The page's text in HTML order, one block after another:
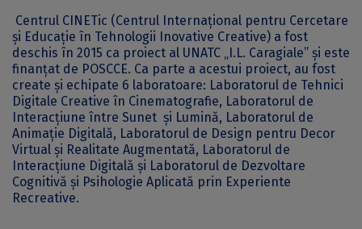
Centrul CINETic (Centrul Internațional pentru Cercetare
și Educație în Tehnologii Inovative Creative) a fost
deschis în 2015 ca proiect al UNATC „I.L. Caragiale” și este
finanțat de POSCCE. Ca parte a acestui proiect, au fost
create și echipate 6 laboratoare: Laboratorul de Tehnici
Digitale Creative în Cinematografie, Laboratorul de
Interacțiune între Sunet și Lumină, Laboratorul de
Animație Digitală, Laboratorul de Design pentru Decor
Virtual și Realitate Augmentată, Laboratorul de
Interacțiune Digitală și Laboratorul de Dezvoltare
Cognitivă și Psihologie Aplicată prin Experiente
Recreative.